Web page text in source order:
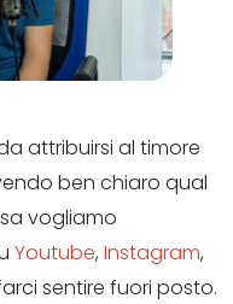
attribuirsi al timore
ben chiaro qual
vogliamo
Youtube, Instagram,
sentire fuori posto.